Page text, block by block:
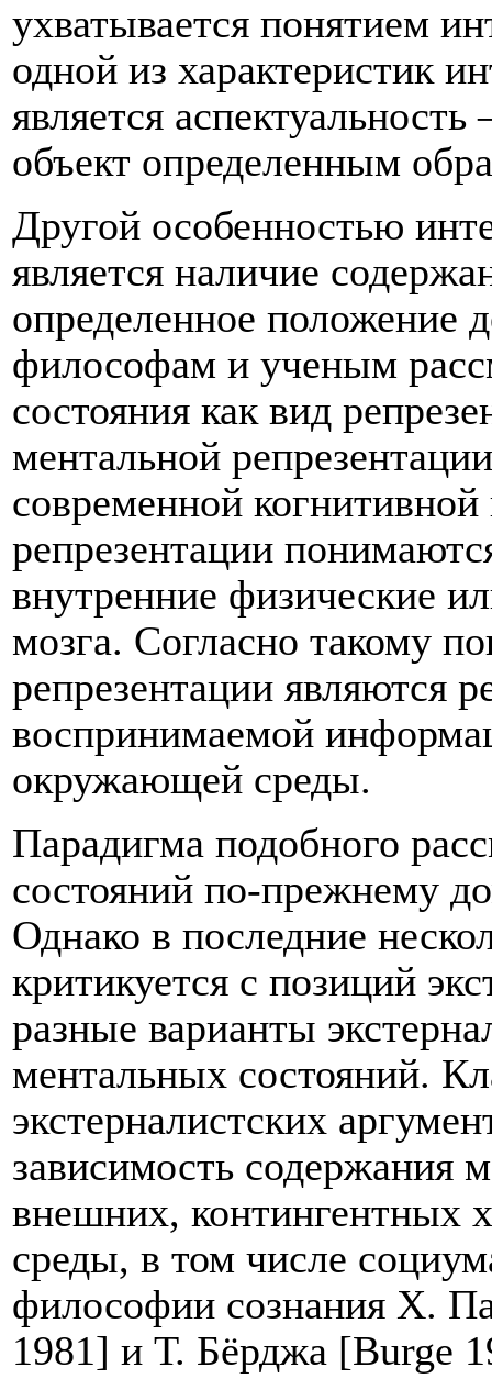
ухватывается понятием
одной из характеристик
является
объект определенным
Другой особенностью
является наличие
определенное положение
философам и ученым
состояния как вид
ментальной
современной
репрезентации
внутренние физические
мозга. Согласно такому
репрезентации являются
воспринимаемой
окружающей среды.
Парадигма подобного
состояний по-прежнему
Однако в последние
критикуется с позиций
разные варианты
ментальных состояний.
экстерналистских
зависимость содержания
внешних, контингентных
среды, в том числе
философии сознания Х.
1981] и Т. Бёрджа [Burge